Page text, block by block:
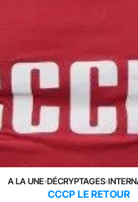
A LA UNE›DÉCRYPTAGES›
CCCP LE RETOUR